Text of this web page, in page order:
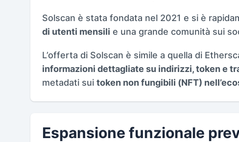
Solscan è stata fondata nel 2021 e si è
di utenti mensili e una grande comunità sui
L’offerta di Solscan è simile a quella di
informazioni dettagliate su indirizzi, token e
metadati sui token non fungibili (NFT)
Espansione funzionale